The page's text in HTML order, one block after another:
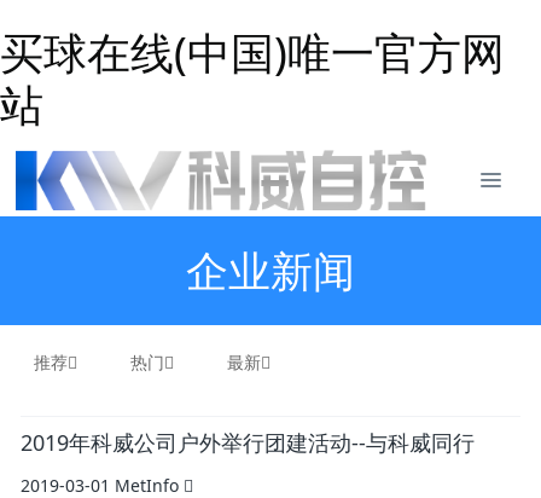
买球在线(中国)唯一官方网
站
企业新闻
推荐 热门 最新
2019年科威公司户外举行团建活动--与科威同行
2019-03-01 MetInfo